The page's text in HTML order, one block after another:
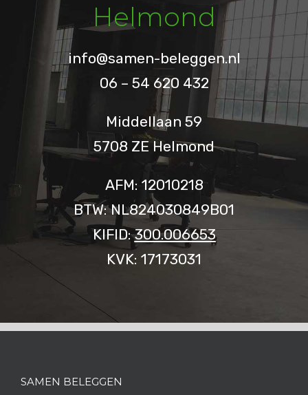
Helmond
info@samen-beleggen.nl
06 – 54 620 432
Middellaan 59
5708 ZE Helmond
AFM: 12010218
BTW: NL824030849B01
KIFID:300.006653
KVK: 17173031
SAMEN BELEGGEN